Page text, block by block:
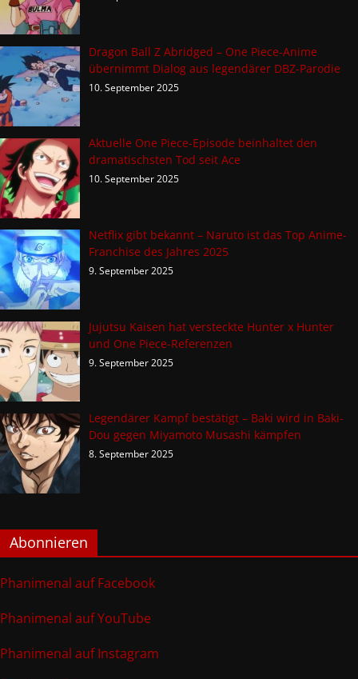
Dragon Ball Z Abridged – One Piece-Anime
übernimmt Dialog aus legendärer DBZ-Parodie
10. September 2025
Aktuelle One Piece-Episode beinhaltet den
dramatischsten Tod seit Ace
10. September 2025
Netflix gibt bekannt – Naruto ist das Top Anime-
Franchise des Jahres 2025
9. September 2025
Jujutsu Kaisen hat versteckte Hunter x Hunter
und One Piece-Referenzen
9. September 2025
Legendärer Kampf bestätigt – Baki wird in Baki-
Dou gegen Miyamoto Musashi kämpfen
8. September 2025
Abonnieren
Phanimenal auf Facebook
Phanimenal auf YouTube
Phanimenal auf Instagram